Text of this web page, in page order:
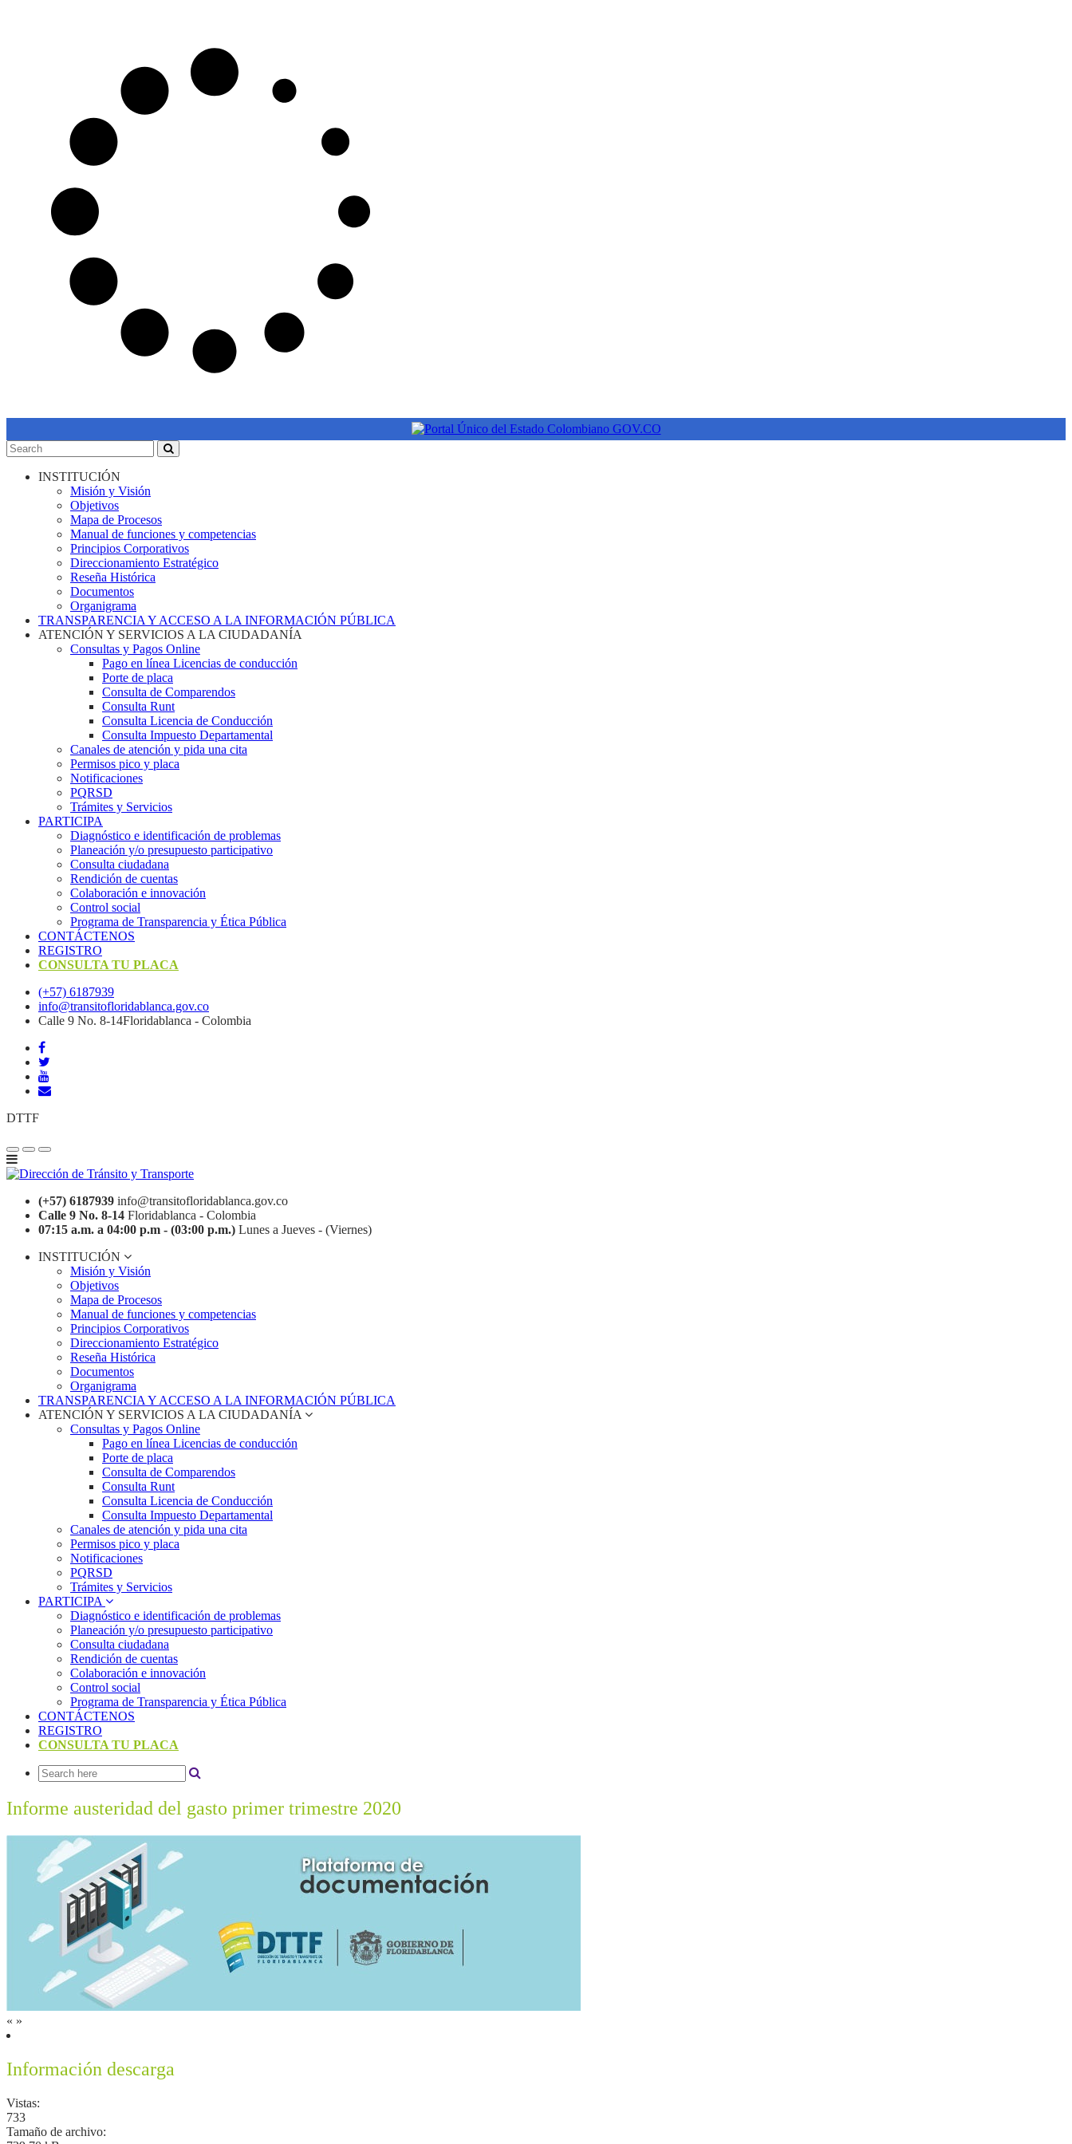
INSTITUCIÓN
Misión y Visión
Objetivos
Mapa de Procesos
Manual de funciones y competencias
Principios Corporativos
Direccionamiento Estratégico
Reseña Histórica
Documentos
Organigrama
TRANSPARENCIA Y ACCESO A LA INFORMACIÓN PÚBLICA
ATENCIÓN Y SERVICIOS A LA CIUDADANÍA
Consultas y Pagos Online
Pago en línea Licencias de conducción
Porte de placa
Consulta de Comparendos
Consulta Runt
Consulta Licencia de Conducción
Consulta Impuesto Departamental
Canales de atención y pida una cita
Permisos pico y placa
Notificaciones
PQRSD
Trámites y Servicios
PARTICIPA
Diagnóstico e identificación de problemas
Planeación y/o presupuesto participativo​
Consulta ciudadana
Rendición de cuentas
Colaboración e innovación
Control social
Programa de Transparencia y Ética Pública
CONTÁCTENOS
REGISTRO
CONSULTA TU PLACA
(+57) 6187939
info@transitofloridablanca.gov.co
Calle 9 No. 8-14Floridablanca - Colombia
DTTF
(+57) 6187939 info@transitofloridablanca.gov.co
Calle 9 No. 8-14 Floridablanca - Colombia
07:15 a.m. a 04:00 p.m - (03:00 p.m.) Lunes a Jueves - (Viernes)
INSTITUCIÓN
Misión y Visión
Objetivos
Mapa de Procesos
Manual de funciones y competencias
Principios Corporativos
Direccionamiento Estratégico
Reseña Histórica
Documentos
Organigrama
TRANSPARENCIA Y ACCESO A LA INFORMACIÓN PÚBLICA
ATENCIÓN Y SERVICIOS A LA CIUDADANÍA
Consultas y Pagos Online
Pago en línea Licencias de conducción
Porte de placa
Consulta de Comparendos
Consulta Runt
Consulta Licencia de Conducción
Consulta Impuesto Departamental
Canales de atención y pida una cita
Permisos pico y placa
Notificaciones
PQRSD
Trámites y Servicios
PARTICIPA
Diagnóstico e identificación de problemas
Planeación y/o presupuesto participativo​
Consulta ciudadana
Rendición de cuentas
Colaboración e innovación
Control social
Programa de Transparencia y Ética Pública
CONTÁCTENOS
REGISTRO
CONSULTA TU PLACA
Informe austeridad del gasto primer trimestre 2020
« »
Información descarga
Vistas:
733
Tamaño de archivo: